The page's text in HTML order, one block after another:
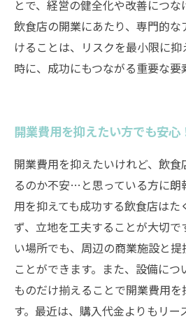
とで、経営の健全化や改善につな
飲食店の開業にあたり、専門的
けることは、リスクを最小限に
時に、成功にもつながる重要な要
開業費用を抑えたい方でも安心
開業費用を抑えたいけれど、飲
るのか不安…と思っている方に朗
用を抑えても成功する飲食店はた
ず、立地を工夫することが大切で
い場所でも、周辺の商業施設と
ことができます。また、設備に
ものだけ揃えることで開業費用
す。最近は、購入代金よりもリー